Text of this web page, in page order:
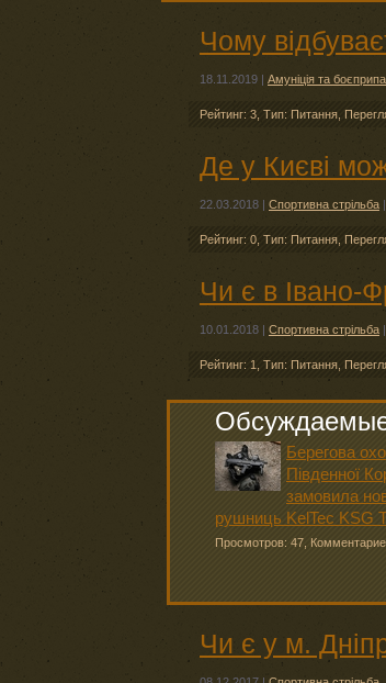
Чому
18.11.2019 | Амуніція та
Рейтинг: 3 Тип: Питання
Де у Києві
22.03.2018 | Спортивна стрільба |
Рейтинг: 0 Тип: Питання
Чи є в Івано-
10.01.2018 | Спортивна стрільба |
Рейтинг: 1 Тип: Питання
Берегова
Південної
замовила
рушниць KelTec KSG
Просмотров: 47
Чи є у м.